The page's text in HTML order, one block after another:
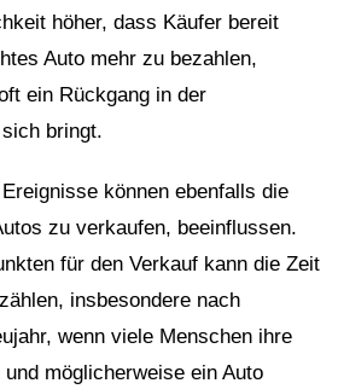
höher, dass Käufer bereit
Auto mehr zu bezahlen,
ein Rückgang in der
bringt.
können ebenfalls die
zu verkaufen, beeinflussen.
für den Verkauf kann die Zeit
insbesondere nach
wenn viele Menschen ihre
möglicherweise ein Auto